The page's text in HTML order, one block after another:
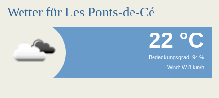
Wetter für Les Ponts-de-Cé
22 °C
Bedeckungsgrad: 94 %
Wind: W 8 km/h